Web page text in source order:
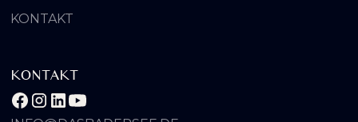
KONTAKT
KONTAKT